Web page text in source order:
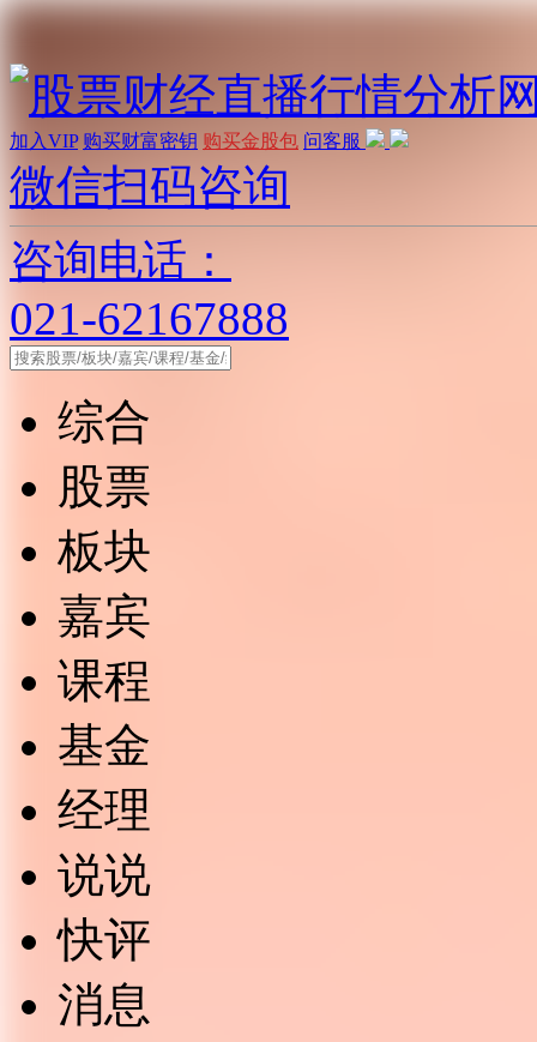
加入VIP 购买财富密钥 购买金股包 问客服
微信扫码咨询
咨询电话：
021-62167888
综合
股票
板块
嘉宾
课程
基金
经理
说说
快评
消息